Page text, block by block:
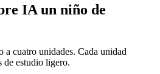
IA un niño de
a cuatro unidades. Cada unidad
de estudio ligero.